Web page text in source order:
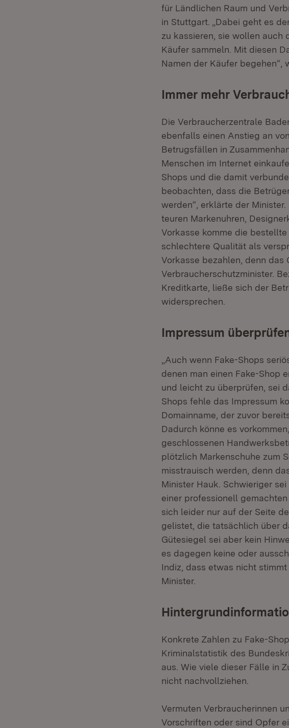
für Ländlichen Raum und
in Stuttgart. „Dabei geht es
zu kassieren, sie wollen auch
Käufer sammeln. Mit diesen
Namen der Käufer begehen“,
Immer mehr
Die Verbraucherzentrale
ebenfalls einen Anstieg an
Betrugsfällen in
Menschen im Internet
Shops und die damit
beobachten, dass die
werden“, erklärte der
teuren Markenuhren,
Vorkasse komme die
schlechtere Qualität als
Vorkasse bezahlen, denn
Verbraucherschutzminister.
Kreditkarte, ließe sich der
widersprechen.
Impressum
„Auch wenn Fake-Shops
denen man einen Fake-Shop
und leicht zu überprüfen, sei
Shops fehle das Impressum
Domainname, der zuvor
Dadurch könne es
geschlossenen
plötzlich Markenschuhe zum
misstrauisch werden, denn
Minister Hauk. Schwieriger
einer professionell
sich leider nur auf der Seite
gelistet, die tatsächlich über
Gütesiegel sei aber kein
es dagegen keine oder
Indiz, dass etwas nicht
Minister.
Konkrete Zahlen zu Fake-
Kriminalstatistik des
aus. Wie viele dieser Fälle in
nicht nachvollziehen.
Vermuten Verbraucherinnen
Vorschriften oder sind Opfer